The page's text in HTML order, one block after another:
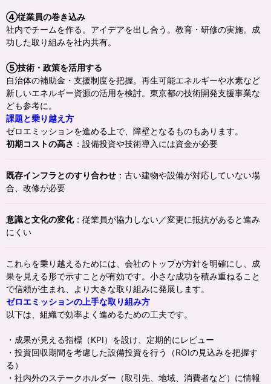
④従業員の巻き込み
社内でチームを作る。アイデアを出し合う。教育・研修の実施。成
功した取り組みを社内共有。
⑤技術・政策を活用する
自治体の補助金・支援制度を把握。再生可能エネルギーや水素など
新しいエネルギー資源の活用を検討。東京都の技術開発支援事業な
ども参考に。
課題と乗り越え方
ゼロエミッションを進める上で、障壁となるものもあります。
初期コストの高さ ：設備投資や技術導入には資金が必要
既存インフラとのすり合わせ ：古い建物や設備が対応していない場
合、改修が必要
意識と文化の変化：従業員が協力しない／変更に抵抗があると進み
にくい
これらを乗り越えるためには、会社のトップが方針を明確にし、成
果を見える形で示すことが有効です。小さな成功を積み重ねること
で信頼が生まれ、より大きな取り組みに発展します。
ゼロエミッションの上手な取り組み方
以下は、組織で効率よく進めるための工夫です。
・成果が見える指標（KPI）を設け、定期的にレビュー
・投資回収期間を考慮した設備投資を行う（ROIの見込みを把握す
る）
・社内外のステークホルダー（取引先、地域、消費者など）に情報